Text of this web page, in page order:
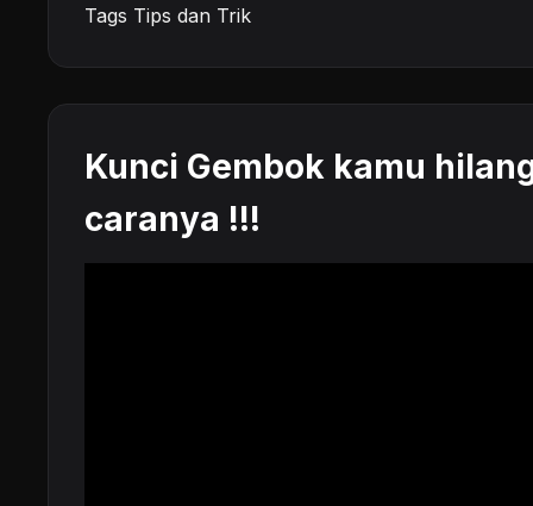
Tags Tips dan Trik
Kunci Gembok kamu
caranya !!!